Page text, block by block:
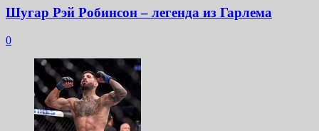
Шугар Рэй Робинсон – легенда из Гарлема
0